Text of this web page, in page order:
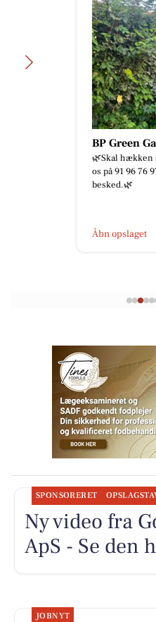
BP Green
🌿Skal hækken
os på 91 96 76
besked.🌿
Åbn opslaget
SPONSORERET
Ny video fra
ApS - Se den
JOBNYT